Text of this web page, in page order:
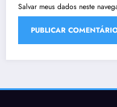
Salvar meus dados neste